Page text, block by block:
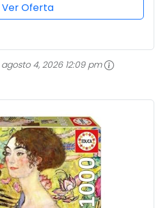
Ver Oferta
agosto 4, 2026 12:09 pm